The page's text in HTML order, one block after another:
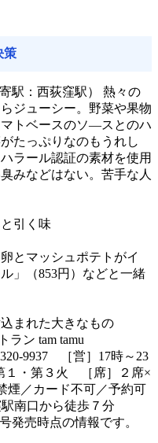
策
駅：西荻窪駅） 熱々の
ジューシー。野菜や果物
トベースのソ―スとのハ
たっぷりなのもうれし
ラール認証の素材を使用
みなどはない。苦手な人
引く味
とマッシュポテトがイ
」（853円）などと一緒
まれた大きなもの
ラン tam tamu
9937 ［営］17時～23
１・第３火 ［席］２席×
煙／カード不可／予約可
南口から徒歩７分
発売時点の情報です。